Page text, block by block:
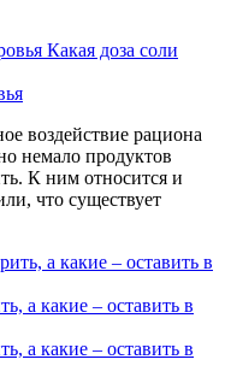
Какая доза соли
воздействие рациона
немало продуктов
К ним относится и
что существует
а какие – оставить в
а какие – оставить в